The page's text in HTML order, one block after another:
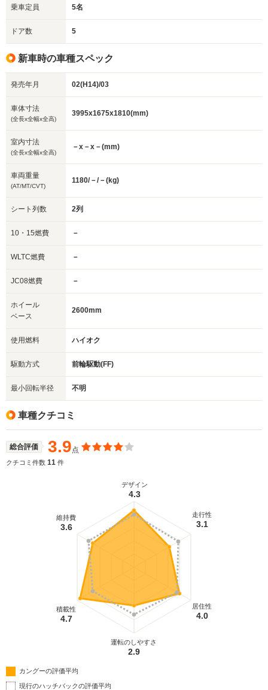
乗車定員 5名
ドア数 5
新車時の車種スペック
発売年月 02(H14)/03
車体寸法
(全長x全幅x全高)
3995x1675x1810(mm)
室内寸法
(全長x全幅x全高)
－x－x－(mm)
車両重量
(AT/MT/CVT)
1180/－/－(kg)
シート列数 2列
10・15燃費 －
WLTC燃費 －
JC08燃費 －
ホイール
ベース
2600mm
使用燃料 ハイオク
駆動方式 前輪駆動(FF)
最小回転半径 不明
車種クチコミ
総合評価 3.9点
クチコミ件数 11 件
デザイン
4.3
走行性
3.1
居住性
4.0
運転のしやすさ
2.9
積載性
4.7
維持費
3.6
カングーの評価平均
現行のハッチバックの評価平均